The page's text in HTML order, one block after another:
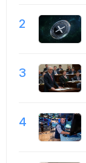
2
3
4